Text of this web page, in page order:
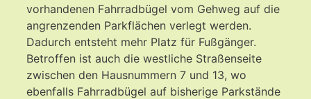
vorhandenen Fahrradbügel vom Gehweg auf die
angrenzenden Parkflächen verlegt werden.
Dadurch entsteht mehr Platz für Fußgänger.
Betroffen ist auch die westliche Straßenseite
zwischen den Hausnummern 7 und 13, wo
ebenfalls Fahrradbügel auf bisherige Parkstände